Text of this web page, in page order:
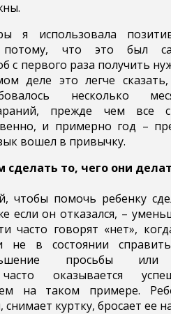
я использовала
потому, что это был
с первого раза получить
деле это легче
несколько
прежде чем все
и примерно год –
вошел в привычку.
сделать то, чего они
чтобы помочь ребенку
если он отказался, –
часто говорят «нет»,
не в состоянии
просьбы
оказывается
на таком примере.
куртку, бросает ее